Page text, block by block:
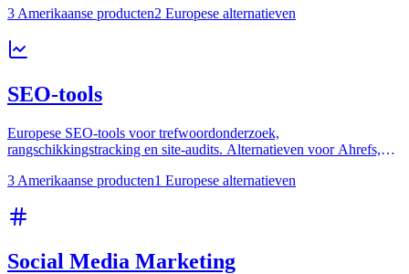
3 Amerikaanse producten2 Europese alternatieven
SEO-tools
Europese SEO-tools voor trefwoordonderzoek,
rangschikkingstracking en site-audits. Alternatieven voor Ahrefs,
3 Amerikaanse producten1 Europese alternatieven
Social Media Marketing